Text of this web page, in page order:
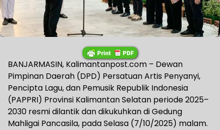
BANJARMASIN, Kalimantanpost.com – Dewan
Pimpinan Daerah (DPD) Persatuan Artis Penyanyi,
Pencipta Lagu, dan Pemusik Republik Indonesia
(PAPPRI) Provinsi Kalimantan Selatan periode 2025–
2030 resmi dilantik dan dikukuhkan di Gedung
Mahligai Pancasila, pada Selasa (7/10/2025) malam.